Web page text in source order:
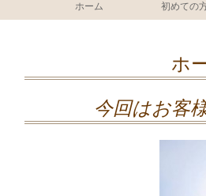
ホーム 初めての
ホ
今回はお客